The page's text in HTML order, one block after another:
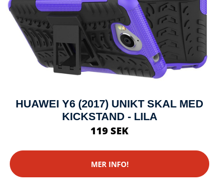
HUAWEI Y6 (2017) UNIKT SKAL MED
KICKSTAND - LILA
119 SEK
MER INFO!